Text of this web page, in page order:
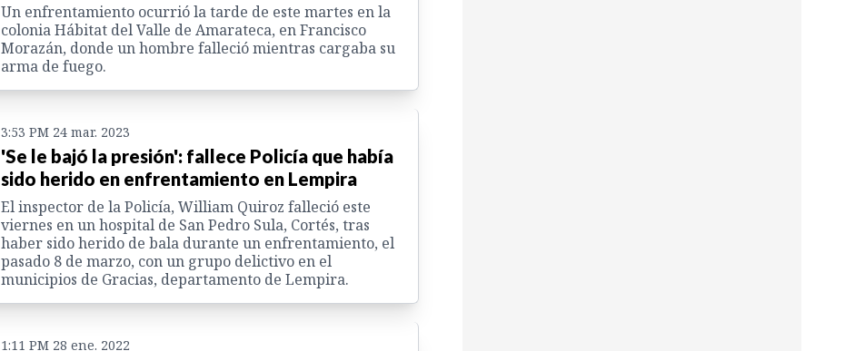
Un enfrentamiento ocurrió la tarde de este martes en la
colonia Hábitat del Valle de Amarateca, en Francisco
Morazán, donde un hombre falleció mientras cargaba su
arma de fuego.
3:53 PM 24 mar. 2023
'Se le bajó la presión': fallece Policía que había
sido herido en enfrentamiento en Lempira
El inspector de la Policía, William Quiroz falleció este
viernes en un hospital de San Pedro Sula, Cortés, tras
haber sido herido de bala durante un enfrentamiento, el
pasado 8 de marzo, con un grupo delictivo en el
municipios de Gracias, departamento de Lempira.
1:11 PM 28 ene. 2022